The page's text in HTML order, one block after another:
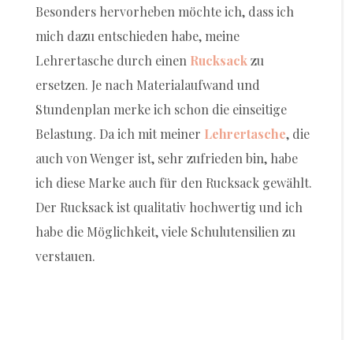
Besonders hervorheben möchte ich, dass ich
mich dazu entschieden habe, meine
Lehrertasche durch einen Rucksack zu
ersetzen. Je nach Materialaufwand und
Stundenplan merke ich schon die einseitige
Belastung. Da ich mit meiner Lehrertasche, die
auch von Wenger ist, sehr zufrieden bin, habe
ich diese Marke auch für den Rucksack gewählt.
Der Rucksack ist qualitativ hochwertig und ich
habe die Möglichkeit, viele Schulutensilien zu
verstauen.